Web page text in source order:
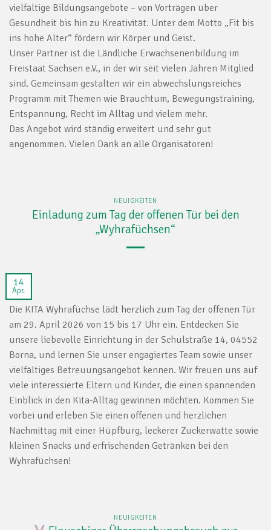
vielfältige Bildungsangebote – von Vorträgen über
Gesundheit bis hin zu Kreativität. Unter dem Motto „Fit bis
ins hohe Alter“ fördern wir Körper und Geist.
Unser Partner ist die Ländliche Erwachsenenbildung im
Freistaat Sachsen e.V., in der wir seit vielen Jahren Mitglied
sind. Gemeinsam gestalten wir ein abwechslungsreiches
Programm mit Themen wie Brauchtum, Bewegungstraining,
Entspannung, Recht im Alltag und vielem mehr.
Das Angebot wird ständig erweitert und sehr gut
angenommen. Vielen Dank an alle Organisatoren!
NEUIGKEITEN
Einladung zum Tag der offenen Tür bei den
„Wyhrafüchsen“
14
Apr.
Die KITA Wyhrafüchse lädt herzlich zum Tag der offenen Tür
am 29. April 2026 von 15 bis 17 Uhr ein. Entdecken Sie
unsere liebevolle Einrichtung in der Schulstraße 14, 04552
Borna, und lernen Sie unser engagiertes Team sowie unser
vielfältiges Betreuungsangebot kennen. Wir freuen uns auf
viele interessierte Eltern und Kinder, die einen spannenden
Einblick in den Kita-Alltag gewinnen möchten. Kommen Sie
vorbei und erleben Sie einen offenen und herzlichen
Nachmittag mit einer Hüpfburg, leckerer Zuckerwatte sowie
kleinen Snacks und erfrischenden Getränken bei den
Wyhrafüchsen!
NEUIGKEITEN